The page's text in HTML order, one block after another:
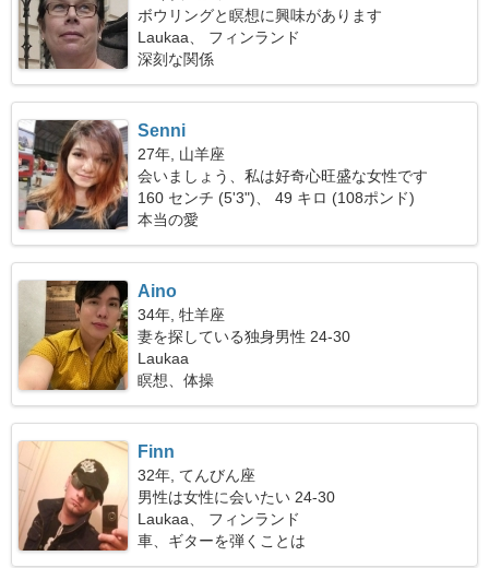
ボウリングと瞑想に興味があります
Laukaa、 フィンランド
深刻な関係
Senni
27年, 山羊座
会いましょう、私は好奇心旺盛な女性です
160 センチ (5'3")、 49 キロ (108ポンド)
本当の愛
Aino
34年, 牡羊座
妻を探している独身男性 24-30
Laukaa
瞑想、体操
Finn
32年, てんびん座
男性は女性に会いたい 24-30
Laukaa、 フィンランド
車、ギターを弾くことは